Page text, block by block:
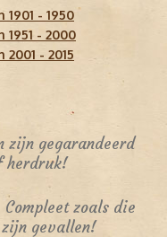
1901 - 1950
1951 - 2000
2001 - 2015
zijn gegarandeerd
herdruk!
zoals die
gevallen!